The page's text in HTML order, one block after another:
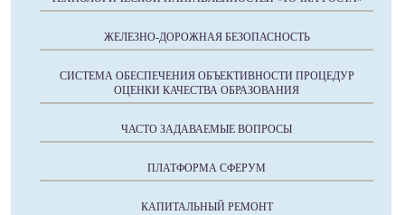
ЖЕЛЕЗНО-ДОРОЖНАЯ БЕЗОПАСНОСТЬ
СИСТЕМА ОБЕСПЕЧЕНИЯ ОБЪЕКТИВНОСТИ ПРОЦЕДУР
ОЦЕНКИ КАЧЕСТВА ОБРАЗОВАНИЯ
ЧАСТО ЗАДАВАЕМЫЕ ВОПРОСЫ
ПЛАТФОРМА СФЕРУМ
КАПИТАЛЬНЫЙ РЕМОНТ